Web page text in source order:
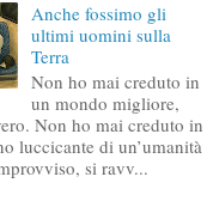
Anche fossimo gli
ultimi uomini sulla
Terra
Non ho mai creduto in
un mondo migliore,
Non ho mai creduto in
luccicante di un’umanità
si ravv...